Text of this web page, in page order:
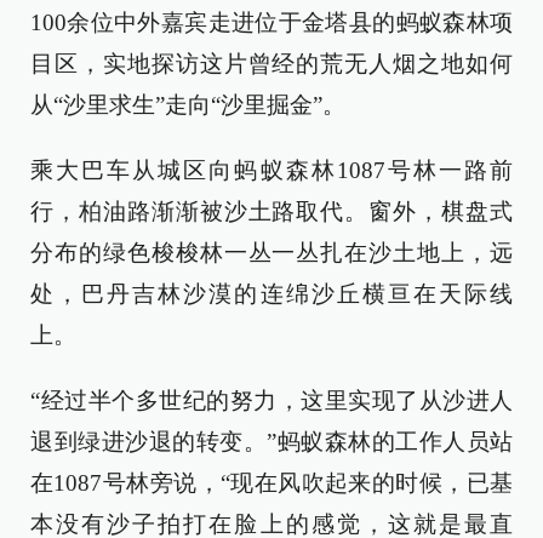
100余位中外嘉宾走进位于金塔县的蚂蚁森林项
目区，实地探访这片曾经的荒无人烟之地如何
从“沙里求生”走向“沙里掘金”。
乘大巴车从城区向蚂蚁森林1087号林一路前
行，柏油路渐渐被沙土路取代。窗外，棋盘式
分布的绿色梭梭林一丛一丛扎在沙土地上，远
处，巴丹吉林沙漠的连绵沙丘横亘在天际线
上。
“经过半个多世纪的努力，这里实现了从沙进人
退到绿进沙退的转变。”蚂蚁森林的工作人员站
在1087号林旁说，“现在风吹起来的时候，已基
本没有沙子拍打在脸上的感觉，这就是最直